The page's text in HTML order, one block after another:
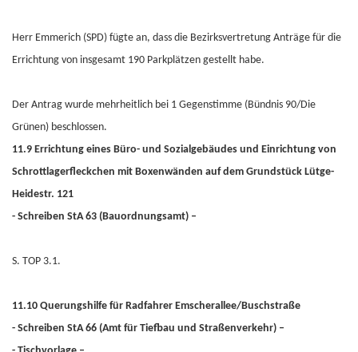
Herr Emmerich (SPD) fügte an, dass die Bezirksvertretung Anträge für die
Errichtung von insgesamt 190 Parkplätzen gestellt habe.
Der Antrag wurde mehrheitlich bei 1 Gegenstimme (Bündnis 90/Die
Grünen) beschlossen.
11.9 Errichtung eines Büro- und Sozialgebäudes und Einrichtung von
Schrottlagerfleckchen mit Boxenwänden auf dem Grundstück Lütge-
Heidestr. 121
- Schreiben StA 63 (Bauordnungsamt) –
S. TOP 3.1.
11.10 Querungshilfe für Radfahrer Emscherallee/Buschstraße
- Schreiben StA 66 (Amt für Tiefbau und Straßenverkehr) –